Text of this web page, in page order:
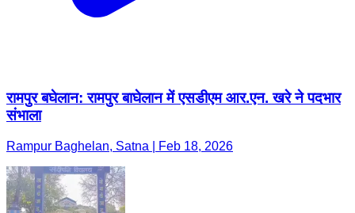
रामपुर बघेलान: रामपुर बाघेलान में एसडीएम आर.एन. खरे ने पदभार
संभाला
Rampur Baghelan, Satna | Feb 18, 2026